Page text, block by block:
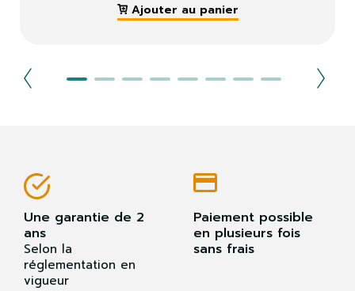
Ajouter au panier
Une garantie de 2
ans
Selon la
réglementation en
vigueur
Paiement possible
en plusieurs fois
sans frais